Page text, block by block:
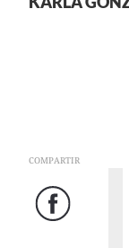
COMPARTIR
Facebook